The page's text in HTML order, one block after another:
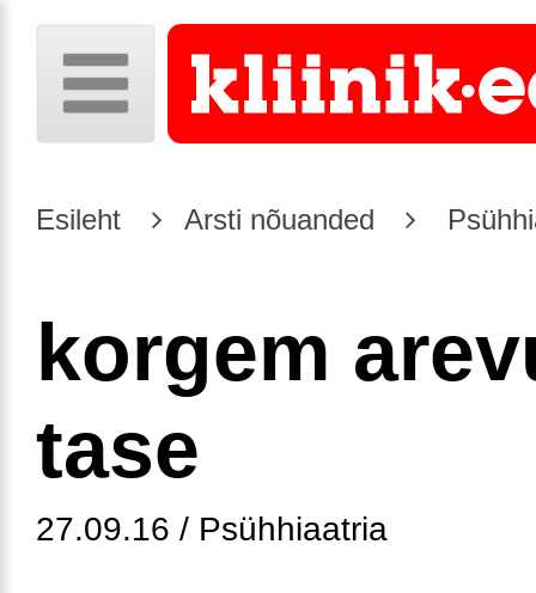
Esileht Arsti nõuanded
korgem
tase
27.09.16 / Psühhiaatria